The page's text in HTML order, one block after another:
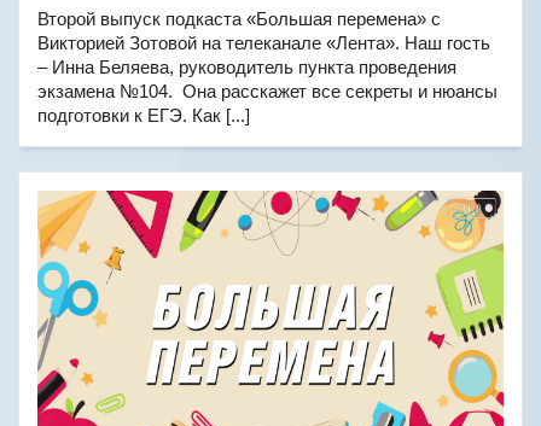
Второй выпуск подкаста «Большая перемена» с
Викторией Зотовой на телеканале «Лента». Наш гость
– Инна Беляева, руководитель пункта проведения
экзамена №104. Она расскажет все секреты и нюансы
подготовки к ЕГЭ. Как [...]